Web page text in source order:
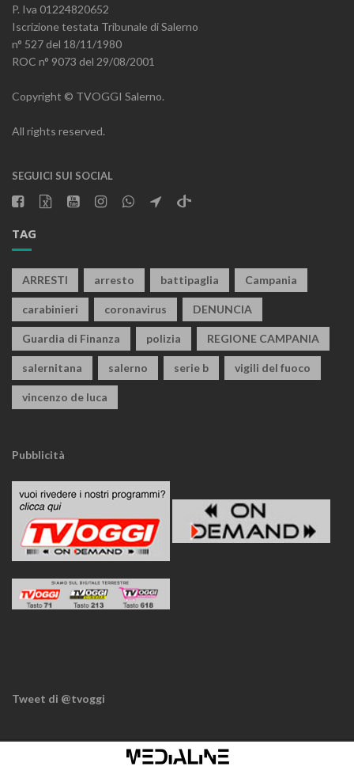
P. Iva 01224820652
Iscrizione testata Tribunale di Salerno
n° 527 del 18/11/1980
ROC n° 9073 del 29/08/2001
Copyright © TVOGGI Salerno.
All rights reserved.
SEGUICI SUI SOCIAL
TAG
ARRESTI arresto battipaglia Campania
carabinieri coronavirus DENUNCIA
Guardia di Finanza polizia REGIONE CAMPANIA
salernitana salerno serie b vigili del fuoco
vincenzo de luca
Pubblicità
Tweet di @tvoggi